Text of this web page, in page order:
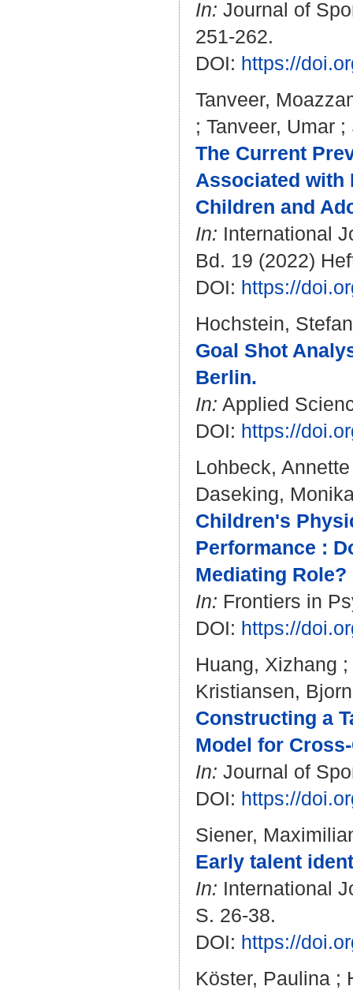
In: Journal of
251-262.
DOI: https://
Tanveer,
; Tanveer, Umar ;
The Current
Associated with
Children and
In: International
Bd. 19 (2022)
DOI: https://
Hochstein, Stefan
Goal Shot
Berlin.
In: Applied
DOI: https://
Lohbeck, Annette
Daseking,
Children's
Performance :
Mediating Role?
In: Frontiers in
DOI: https://
Huang, Xizhang ;
Kristiansen, Bjorn
Constructing a
Model for
In: Journal of
DOI: https://
Siener,
Early talent
In: International
S. 26-38.
DOI: https://
Köster, Paulina ;